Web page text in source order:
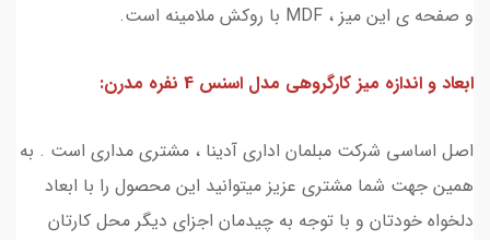
و صفحه ی این میز ، MDF با روکش ملامینه است.
ابعاد و اندازه ميز كارگروهي مدل اسنس 4 نفره مدرن:
اصل اساسی شرکت مبلمان اداری آدینا ، مشتری مداری است . به
همین جهت شما مشتری عزیز میتوانید این محصول را با ابعاد
دلخواه خودتان و با توجه به چیدمان اجزای دیگر محل کارتان